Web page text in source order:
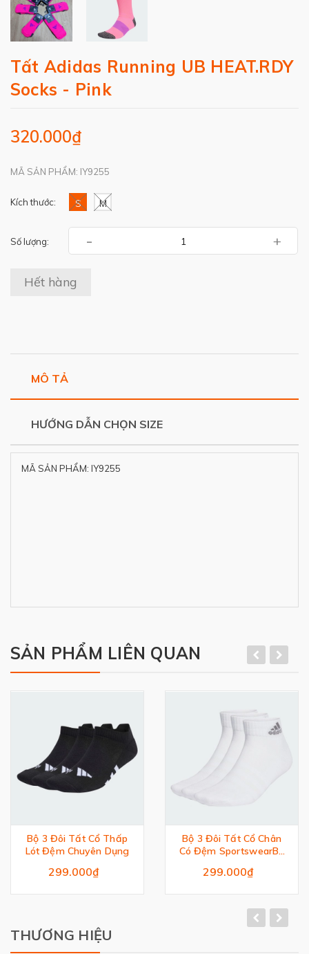
Tất Adidas Running UB HEAT.RDY
Socks - Pink
320.000₫
MÃ SẢN PHẨM: IY9255
Kích thước: S M
Số lượng: - +
Hết hàng
MÔ TẢ
HƯỚNG DẪN CHỌN SIZE
MÃ SẢN PHẨM: IY9255
SẢN PHẨM LIÊN QUAN
Bộ 3 Đôi Tất Cổ Thấp
Lót Đệm Chuyên Dụng
299.000₫
Bộ 3 Đôi Tất Cổ Chân
Có Đệm SportswearBộ
Đệm Sportswear
299.000₫
THƯƠNG HIỆU